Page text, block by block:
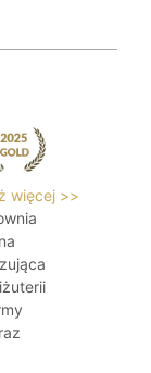
więcej >>